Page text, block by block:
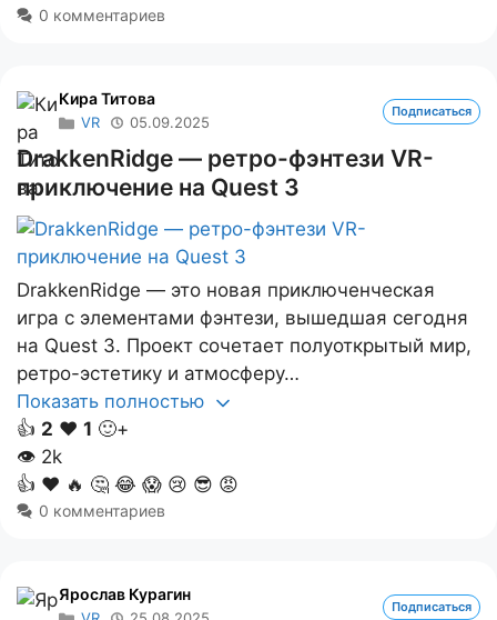
0 комментариев
Кира Титова
VR 05.09.2025
Подписаться
DrakkenRidge — ретро-фэнтези VR-
приключение на Quest 3
DrakkenRidge — это новая приключенческая
игра с элементами фэнтези, вышедшая сегодня
на Quest 3. Проект сочетает полуоткрытый мир,
ретро-эстетику и атмосферу…
Показать полностью
👍 2 ❤️ 1 🙂+
👁 2k
👍 ❤️ 🔥 🤔 😂 😱 😢 😎 😡
0 комментариев
Ярослав Курагин
Подписаться